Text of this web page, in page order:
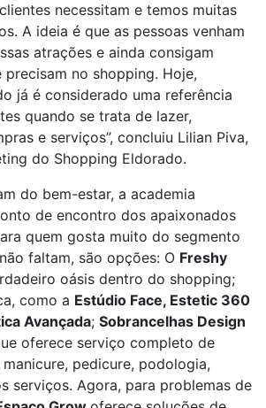
necessitam e temos muitas
A ideia é que as pessoas venham
atrações e ainda consigam
no shopping. Hoje,
já é considerado uma referência
quando se trata de lazer,
e serviços”, concluiu Lilian Piva,
do Shopping Eldorado.
do bem-estar, a academia
de encontro dos apaixonados
quem gosta muito do segmento
faltam, são opções: O Freshy
oásis dentro do shopping;
como a Estúdio Face, Estetic 360
Avançada; Sobrancelhas Design
oferece serviço completo de
pedicure, podologia,
serviços. Agora, para problemas de